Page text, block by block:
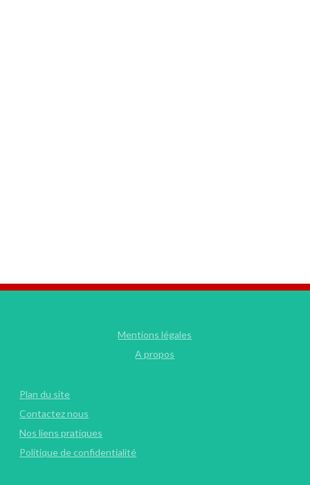
Mentions légales
A propos
Plan du site
Contactez nous
Nos liens pratiques
Politique de confidentialité